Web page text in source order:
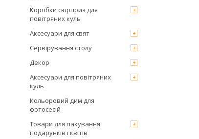
Коробки сюрприз для
повітряних куль
Аксесуари для свят
Сервірування столу
Декор
Аксесуари для повітряних
куль
Кольоровий дим для
фотосесій
Товари для пакування
подарунків і квітів